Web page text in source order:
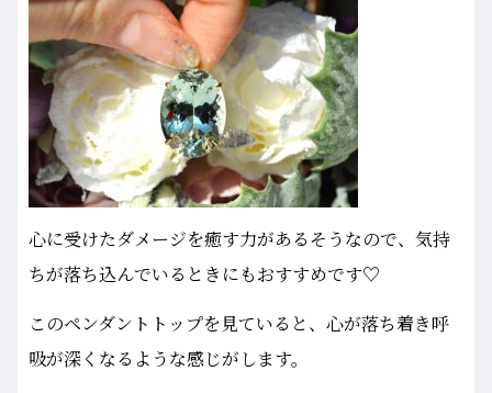
心に受けたダメージを癒す力があるそうなので、気持
ちが落ち込んでいるときにもおすすめです♡
このペンダントトップを見ていると、心が落ち着き呼
吸が深くなるような感じがします。